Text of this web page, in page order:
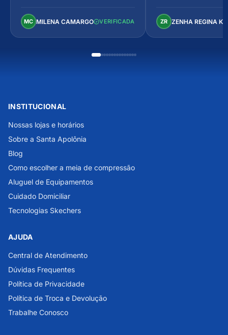
MC MILENA CAMARGO VERIFICADA
Perfeito!
ZR ZENHA REGINA
INSTITUCIONAL
Nossas lojas e horários
Sobre a Santa Apolônia
Blog
Como escolher a meia de compressão
Aluguel de Equipamentos
Cuidado Domiciliar
Tecnologias Skechers
AJUDA
Central de Atendimento
Dúvidas Frequentes
Política de Privacidade
Política de Troca e Devolução
Trabalhe Conosco